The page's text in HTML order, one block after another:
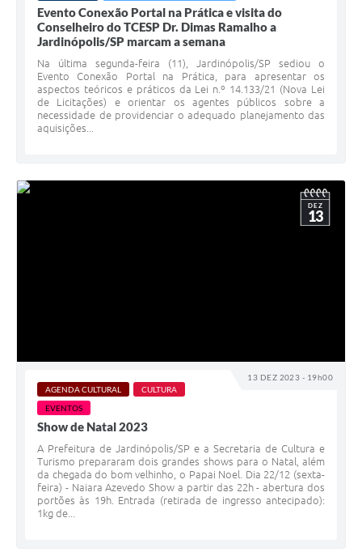
Evento Conexão Portal na Prática e visita do
Conselheiro do TCESP Dr. Dimas Ramalho a
Jardinópolis/SP marcam a semana
Na última segunda-feira (11), Jardinópolis/SP sediou o
Evento Conexão Portal na Prática, para apresentar os
aspectos teóricos e práticos da Lei n.º 14.133/21 (Nova Lei
de Licitações) e orientar os agentes públicos sobre a
necessidade de providenciar o adequado planejamento das
aquisições...
13 DEZ 2023 - 19h00
DEZ
13
AGENDA CULTURAL
CULTURA
EVENTOS
Show de Natal 2023
A Prefeitura de Jardinópolis/SP e a Secretaria de Cultura e
Turismo prepararam dois grandes shows para o Natal, além
da chegada do bom velhinho, o Papai Noel. Dia 22/12 (sexta-
feira) - Naiara Azevedo Show a partir das 22h - abertura dos
portões às 19h. Entrada (retirada de ingresso antecipado):
1kg de...